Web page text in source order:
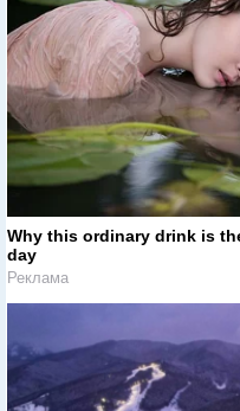
Why this ordinary drink is
day
Реклама